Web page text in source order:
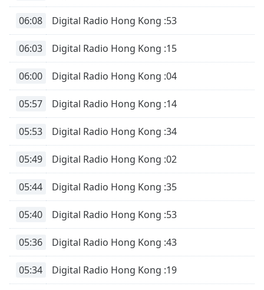
06:08 Digital Radio Hong Kong :53
06:03 Digital Radio Hong Kong :15
06:00 Digital Radio Hong Kong :04
05:57 Digital Radio Hong Kong :14
05:53 Digital Radio Hong Kong :34
05:49 Digital Radio Hong Kong :02
05:44 Digital Radio Hong Kong :35
05:40 Digital Radio Hong Kong :53
05:36 Digital Radio Hong Kong :43
05:34 Digital Radio Hong Kong :19